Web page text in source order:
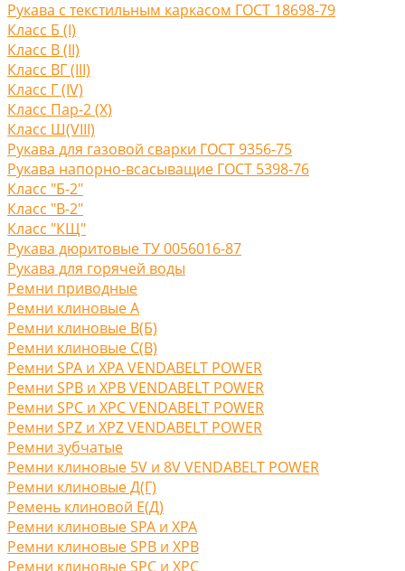
Рукава с текстильным каркасом ГОСТ 18698-79
Класс Б (I)
Класс В (II)
Класс ВГ (III)
Класс Г (IV)
Класс Пар-2 (X)
Класс Ш(VIII)
Рукава для газовой сварки ГОСТ 9356-75
Рукава напорно-всасыващие ГОСТ 5398-76
Класс "Б-2"
Класс "В-2"
Класс "КЩ"
Рукава дюритовые ТУ 0056016-87
Рукава для горячей воды
Ремни приводные
Ремни клиновые A
Ремни клиновые В(Б)
Ремни клиновые С(B)
Ремни SPA и XPA VENDABELT POWER
Ремни SPB и XPB VENDABELT POWER
Ремни SPC и XPC VENDABELT POWER
Ремни SPZ и XPZ VENDABELT POWER
Ремни зубчатые
Ремни клиновые 5V и 8V VENDABELT POWER
Ремни клиновые Д(Г)
Ремень клиновой Е(Д)
Ремни клиновые SPA и XPA
Ремни клиновые SPB и XPB
Ремни клиновые SPC и XPC